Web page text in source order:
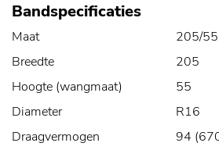
Bandspecificaties
Maat
205/
Breedte
205
Hoogte (wangmaat)
55
Diameter
R16
Draagvermogen
94